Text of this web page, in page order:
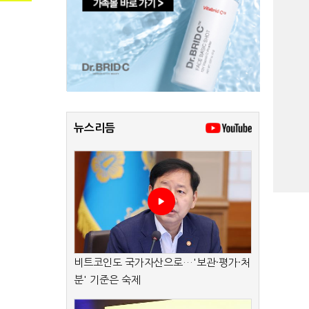
뉴스리듬
비트코인도 국가자산으로…'보관·평가·처
분' 기준은 숙제